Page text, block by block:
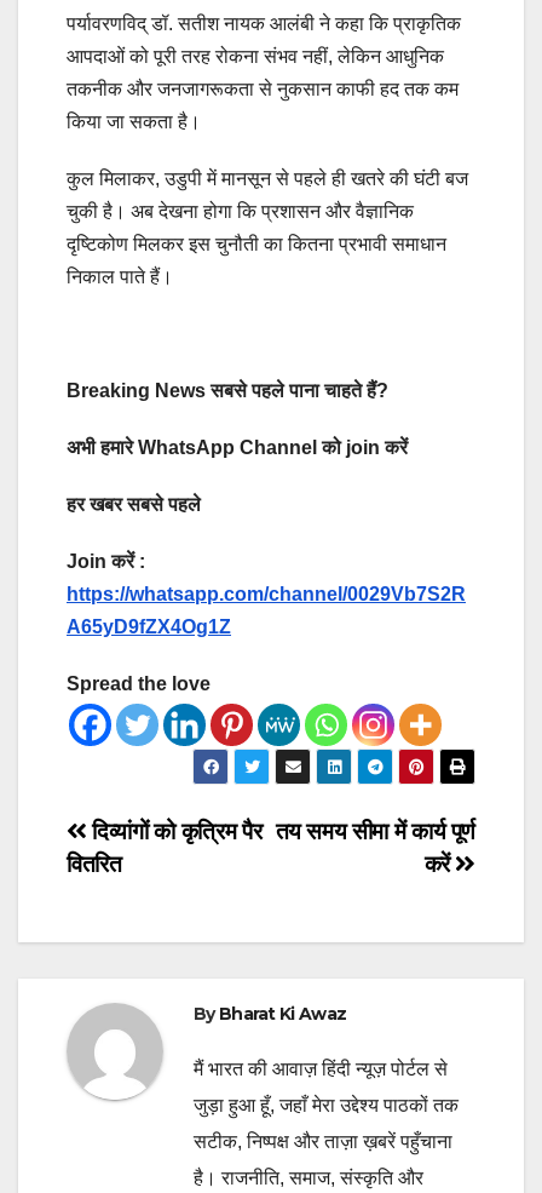
पर्यावरणविद् डॉ. सतीश नायक आलंबी ने कहा कि प्राकृतिक
आपदाओं को पूरी तरह रोकना संभव नहीं, लेकिन आधुनिक
तकनीक और जनजागरूकता से नुकसान काफी हद तक कम
किया जा सकता है।
कुल मिलाकर, उडुपी में मानसून से पहले ही खतरे की घंटी बज
चुकी है। अब देखना होगा कि प्रशासन और वैज्ञानिक
दृष्टिकोण मिलकर इस चुनौती का कितना प्रभावी समाधान
निकाल पाते हैं।
Breaking News सबसे पहले पाना चाहते हैं?
अभी हमारे WhatsApp Channel को join करें
हर खबर सबसे पहले
Join करें :
https://whatsapp.com/channel/0029Vb7S2R
A65yD9fZX4Og1Z
Spread the love
Post
navigation
तय समय सीमा में कार्य पूर्ण
करें
दिव्यांगों को कृत्रिम पैर
वितरित
ByBharat Ki Awaz
मैं भारत की आवाज़ हिंदी न्यूज़ पोर्टल से
जुड़ा हुआ हूँ, जहाँ मेरा उद्देश्य पाठकों तक
सटीक, निष्पक्ष और ताज़ा ख़बरें पहुँचाना
है। राजनीति, समाज, संस्कृति और